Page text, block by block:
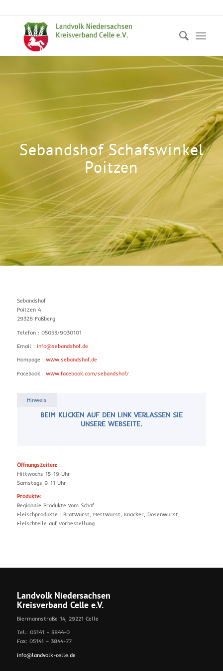
Sebandshof Schafswinkel
Poitzen
Sebandshof
Poitzen 4
29328 Faßberg
Telefon : 05053/9030101
Email : info@sebandshof.de
Hompage : www.sebandshof.de
Facebook : www.facebook.com/sebandshof/
Hinweis
BEIM KLICKEN AUF DEN LINK VERLASSEN SIE
UNSERE WEBSEITE.
Öffnungszeiten:
Mittwochs 15-19 Uhr
Samstags 9-11 Uhr
Produkte:
Regionale Produkte vom Schaf.
Fleischprodukte : Bratwurst, Mettwurst, Knacker, Dosenwurst,
Fleischteile auf Vorbestellung
Landvolk Niedersachsen
Kreisverband Celle e.V.
Biermannstraße 14, 29221 Celle
Tel.: 05141 – 3844-0
Fax: 05141 – 3844-77
info@landvolk-celle.de